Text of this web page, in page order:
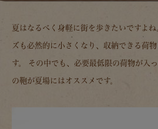
夏はなるべく身軽に街を歩きたいですよ
ズも必然的に小さくなり、収納できる荷
す。 その中でも、必要最低限の荷物が入
の鞄が夏場にはオススメです。